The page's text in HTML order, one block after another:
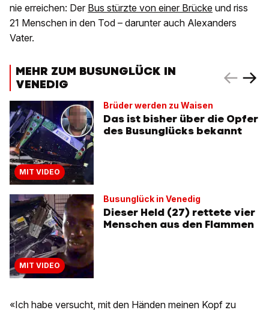
nie erreichen: Der Bus stürzte von einer Brücke und riss
21 Menschen in den Tod – darunter auch Alexanders
Vater.
MEHR ZUM BUSUNGLÜCK IN
VENEDIG
MIT VIDEO
Brüder werden zu Waisen
Das ist bisher über die Opfer
des Busunglücks bekannt
MIT VIDEO
Busunglück in Venedig
Dieser Held (27) rettete vier
Menschen aus den Flammen
«Ich habe versucht, mit den Händen meinen Kopf zu